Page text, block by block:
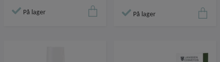
På lager På lager